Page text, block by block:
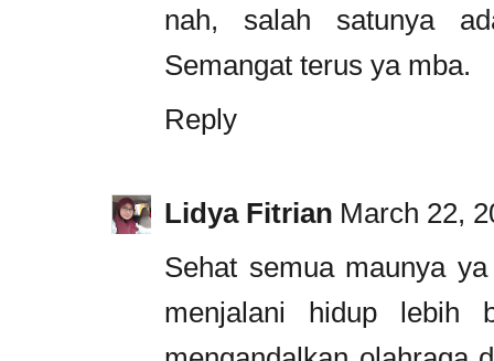
nah, salah satunya
Semangat terus ya mba.
Reply
Lidya Fitrian March 22,
Sehat semua maunya
menjalani hidup lebih